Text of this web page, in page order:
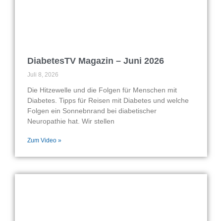
DiabetesTV Magazin – Juni 2026
Juli 8, 2026
Die Hitzewelle und die Folgen für Menschen mit
Diabetes. Tipps für Reisen mit Diabetes und welche
Folgen ein Sonnebnrand bei diabetischer
Neuropathie hat. Wir stellen
Zum Video »